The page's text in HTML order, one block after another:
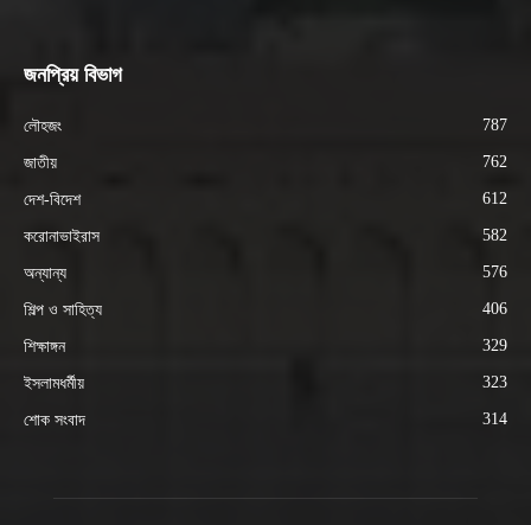
জনপ্রিয় বিভাগ
লৌহজং 787
জাতীয় 762
দেশ-বিদেশ 612
করোনাভাইরাস 582
অন্যান্য 576
শিল্প ও সাহিত্য 406
শিক্ষাঙ্গন 329
ইসলামধর্মীয় 323
শোক সংবাদ 314